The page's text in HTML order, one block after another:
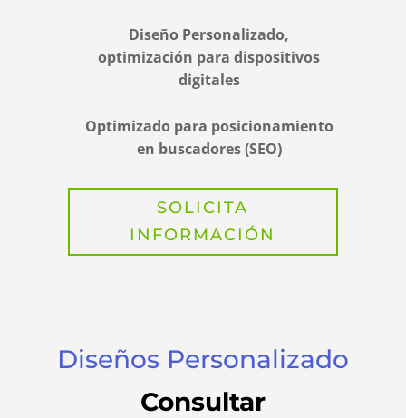
Diseño Personalizado,
optimización para dispositivos
digitales
Optimizado para posicionamiento
en buscadores (SEO)
SOLICITA
INFORMACIÓN
Diseños Personalizado
Consultar